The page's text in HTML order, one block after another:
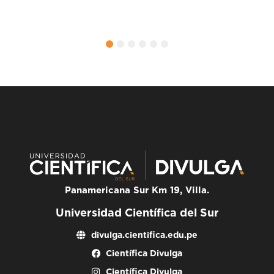
4
Panamericana Sur Km 19, Villa.
Universidad Científica del Sur
divulga.cientifica.edu.pe
Científica Divulga
Científica Divulga